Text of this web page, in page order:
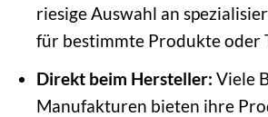
riesige Auswahl an
für bestimmte Produkte oder
Direkt beim Hersteller: Viele
Manufakturen bieten ihre